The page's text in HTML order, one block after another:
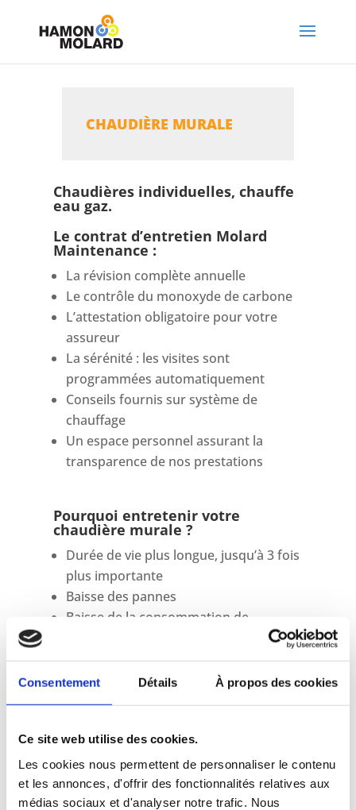
Consentement Détails À propos des cookies
Ce site web utilise des cookies.
Les cookies nous permettent de personnaliser le contenu
et les annonces, d'offrir des fonctionnalités relatives aux
médias sociaux et d'analyser notre trafic. Nous
CHAUDIÈRE MURALE
Chaudières individuelles, chauffe
eau gaz.
Le contrat d’entretien Molard
Maintenance :
La révision complète annuelle
Le contrôle du monoxyde de carbone
L’attestation obligatoire pour votre
assureur
La sérénité : les visites sont
programmées automatiquement
Conseils fournis sur système de
chauffage
Un espace personnel assurant la
transparence de nos prestations
Pourquoi entretenir votre
chaudière murale ?
Durée de vie plus longue, jusqu’à 3 fois
plus importante
Baisse des pannes
Baisse de la consommation de
Baisse de la production de gaz à effet
de serre et de polluants
Fonctionnement plus sécurisé